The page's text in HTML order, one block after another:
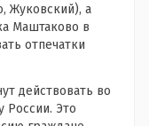
Жуковский), а
Маштаково в
отпечатки
действовать во
России. Это